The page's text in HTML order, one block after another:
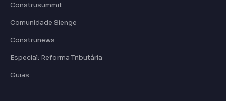
Construsummit
Comunidade Sienge
Construnews
Especial: Reforma Tributária
Guias